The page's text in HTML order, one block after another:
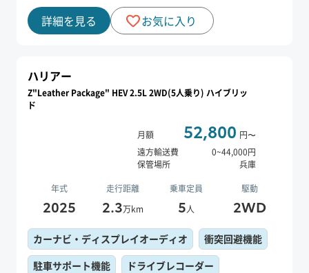
詳細を見る お気に入り
ハリアー
Z"Leather Package" HEV 2.5L 2WD(5人乗り) ハイブリッ
ド
月額 52,800 円〜
遠方輸送費
0~44,000円
保管場所
兵庫
年式 走行距離 乗車定員 駆動
2025 2.3万km 5人 2WD
カーナビ・ディスプレイオーディオ
衝突回避機能
駐車サポート機能
ドライブレコーダー